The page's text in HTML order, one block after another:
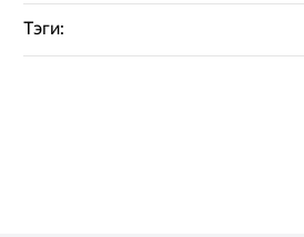
Тэги: